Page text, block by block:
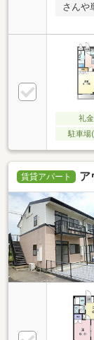
さんや
礼
駐車場
賃貸アパート ア